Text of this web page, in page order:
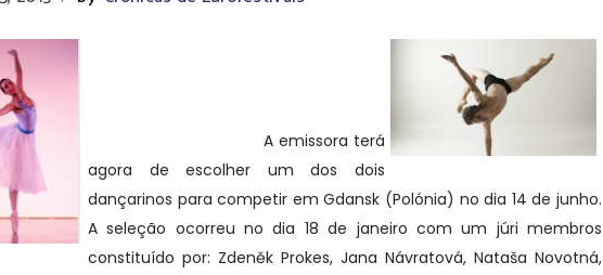
Young Dancers 2013.A emissora terá
agora de escolher um dos dois
dançarinos para competir em Gdansk (Polónia) no dia 14 de junho.
A seleção ocorreu no dia 18 de janeiro com um júri membros
constituído por: Zdeněk Prokes, Jana Návratová, Nataša Novotná,